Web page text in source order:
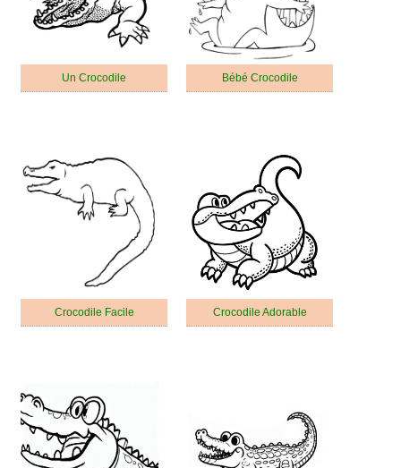
Un Crocodile Bébé Crocodile
Crocodile Facile Crocodile Adorable